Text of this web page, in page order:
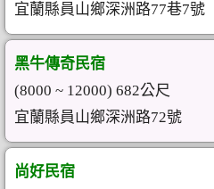
宜蘭縣員山鄉深洲路77巷7號
黑牛傳奇民宿
(8000 ~ 12000) 682公尺
宜蘭縣員山鄉深洲路72號
尚好民宿